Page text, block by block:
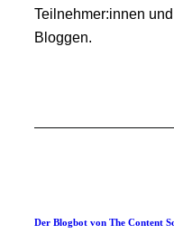
Teilnehmer:innen
Bloggen.
Der Blogbot von The Content